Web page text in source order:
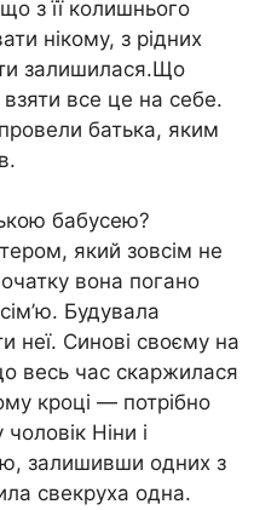
з її колишнього
нікому, з рідних
залишилася.Що
все це на себе.
батька, яким
бабусею?
який зовсім не
вона погано
Будувала
неї. Синові своєму на
весь час скаржилася
кроці — потрібно
Ніни і
залишивши одних з
свекруха одна.